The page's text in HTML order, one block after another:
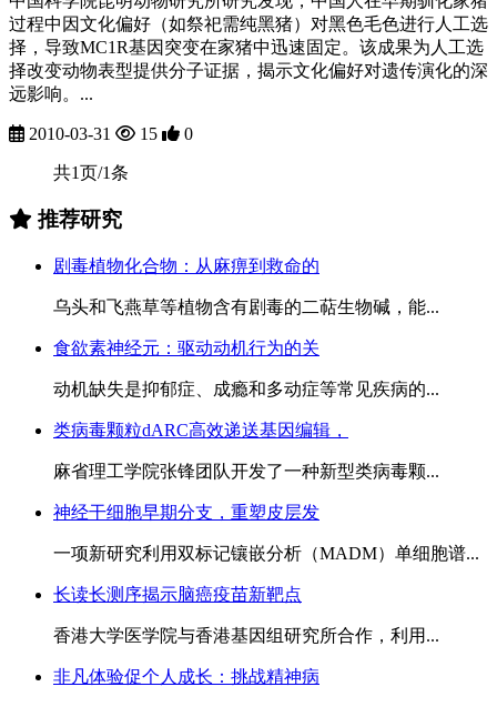
过程中因文化偏好（如祭祀需纯黑猪）对黑色毛色进行人工选
择，导致MC1R基因突变在家猪中迅速固定。该成果为人工选
择改变动物表型提供分子证据，揭示文化偏好对遗传演化的深
远影响。...
2010-03-31 15 0
共1页/1条
推荐研究
剧毒植物化合物：从麻痹到救命的
乌头和飞燕草等植物含有剧毒的二萜生物碱，能...
食欲素神经元：驱动动机行为的关
动机缺失是抑郁症、成瘾和多动症等常见疾病的...
类病毒颗粒dARC高效递送基因编辑，
麻省理工学院张锋团队开发了一种新型类病毒颗...
神经干细胞早期分支，重塑皮层发
一项新研究利用双标记镶嵌分析（MADM）单细胞谱...
长读长测序揭示脑癌疫苗新靶点
香港大学医学院与香港基因组研究所合作，利用...
非凡体验促个人成长：挑战精神病